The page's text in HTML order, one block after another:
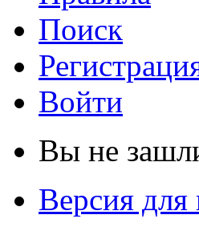
Поиск
Войти
Вы не
Версия для